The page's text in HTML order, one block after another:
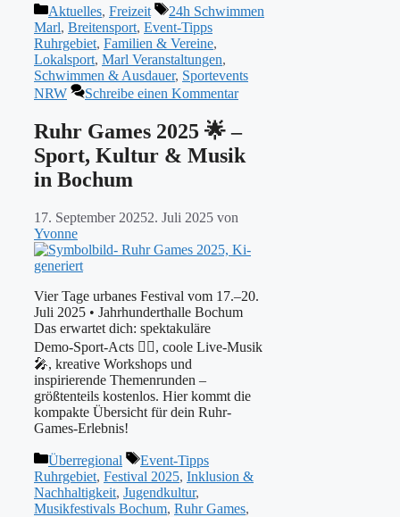
Kategorien
Aktuelles, Freizeit Schlagwörter
24h Schwimmen
Marl, Breitensport, Event-Tipps
Ruhrgebiet, Familien & Vereine,
Lokalsport, Marl Veranstaltungen,
Schwimmen & Ausdauer, Sportevents
NRW
Schreibe einen Kommentar
Ruhr Games 2025 🌟 –
Sport, Kultur & Musik
in Bochum
17. September 20252. Juli 2025 von
Yvonne
Vier Tage urbanes Festival vom 17.–20.
Juli 2025 • Jahrhunderthalle Bochum
Das erwartet dich: spektakuläre
Demo‑Sport‑Acts 🚴‍♂️, coole Live‑Musik
🎤, kreative Workshops und
inspirierende Themenrunden –
größtenteils kostenlos. Hier kommt die
kompakte Übersicht für dein Ruhr-
Games-Erlebnis!
Kategorien
Überregional Schlagwörter
Event-Tipps
Ruhrgebiet, Festival 2025, Inklusion &
Nachhaltigkeit, Jugendkultur,
Musikfestivals Bochum, Ruhr Games,